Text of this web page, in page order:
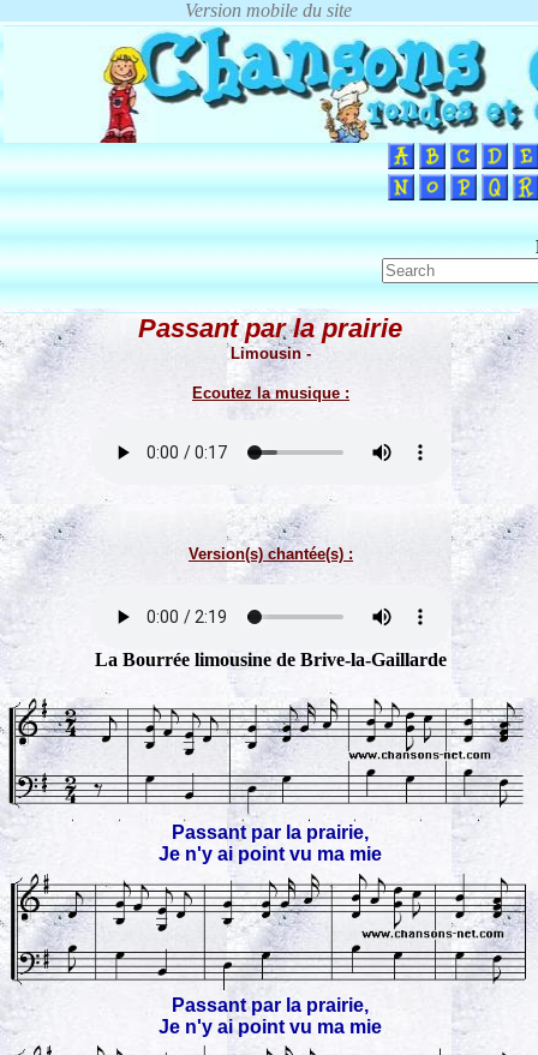
Passant par la prairie
Limousin -
Ecoutez la musique :
Version(s) chantée(s) :
La Bourrée limousine de Brive-la-Gaillarde
Passant par la prairie,
Je n'y ai point vu ma mie
Passant par la prairie,
Je n'y ai point vu ma mie